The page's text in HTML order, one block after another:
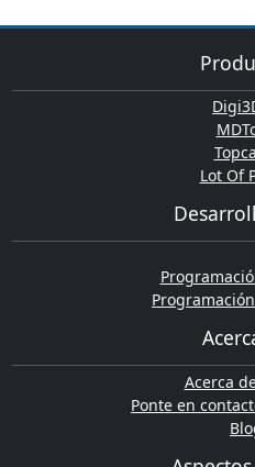
Lot Of
Acerca
Ponte en